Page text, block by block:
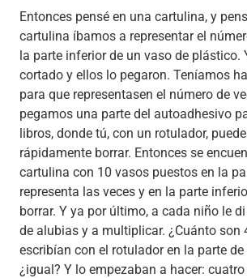
Entonces pensé en una cartulina, y
cartulina íbamos a representar el
la parte inferior de un vaso de plástico.
cortado y ellos lo pegaron. Teníamos
para que representasen el número de
pegamos una parte del autoadhesivo
libros, donde tú, con un rotulador,
rápidamente borrar. Entonces se
cartulina con 10 vasos puestos en la
representa las veces y en la parte
borrar. Y ya por último, a cada niño le
de alubias y a multiplicar. ¿Cuánto son
escribían con el rotulador en la parte
¿igual? Y lo empezaban a hacer: